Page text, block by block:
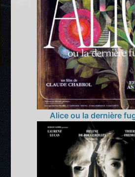
Alice ou la dernière